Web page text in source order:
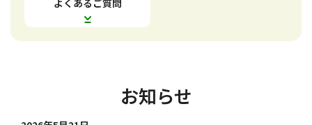
よくあるご質問
お知らせ